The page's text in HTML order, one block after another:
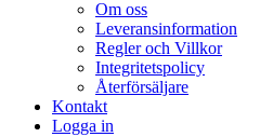
Om oss
Leveransinformation
Regler och Villkor
Integritetspolicy
Återförsäljare
Kontakt
Logga in